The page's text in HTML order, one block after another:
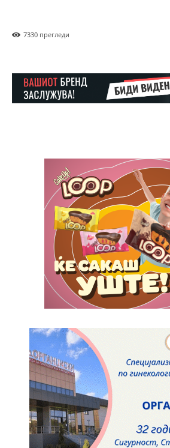
Full member access:
Nullam eu erat condimentum
Donec quis est ac felis
Orci varius natoque dolor
Yearly pricing Monthly pricing
7330 прегледи